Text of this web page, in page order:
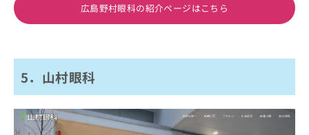
広島野村眼科の紹介ページはこちら
5．山村眼科